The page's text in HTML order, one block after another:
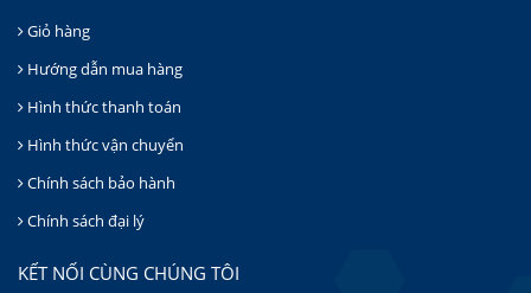
Giỏ hàng
Hướng dẫn mua hàng
Hình thức thanh toán
Hình thức vận chuyển
Chính sách bảo hành
Chính sách đại lý
KẾT NỐI CÙNG CHÚNG TÔI